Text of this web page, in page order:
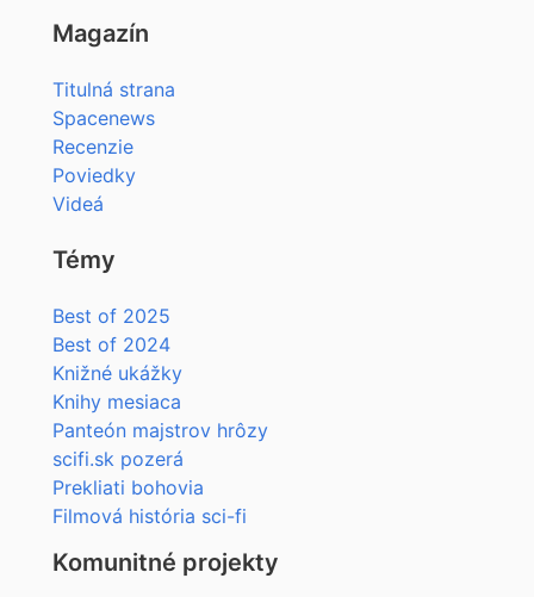
Magazín
Titulná strana
Spacenews
Recenzie
Poviedky
Videá
Témy
Best of 2025
Best of 2024
Knižné ukážky
Knihy mesiaca
Panteón majstrov hrôzy
scifi.sk pozerá
Prekliati bohovia
Filmová história sci-fi
Komunitné projekty